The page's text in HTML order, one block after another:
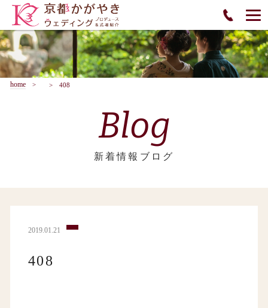
home 408
Blog
新着情報ブログ
2019.01.21
408